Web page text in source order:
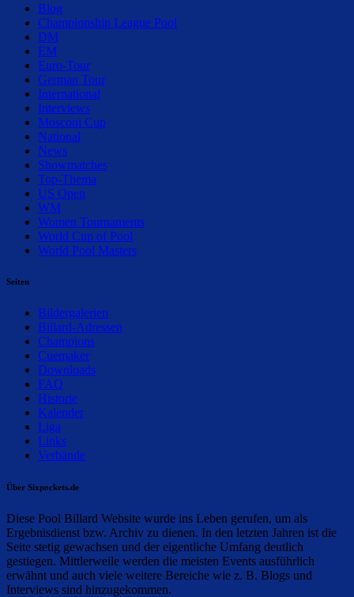
Blog
Championship League Pool
DM
EM
Euro-Tour
German Tour
International
Interviews
Mosconi Cup
National
News
Showmatches
Top-Thema
US Open
WM
Women Tournaments
World Cup of Pool
World Pool Masters
Seiten
Bildergalerien
Billard-Adressen
Champions
Cuemaker
Downloads
FAQ
Historie
Kalender
Liga
Links
Verbände
Über Sixpockets.de
Diese Pool Billard Website wurde ins Leben gerufen, um als
Ergebnisdienst bzw. Archiv zu dienen. In den letzten Jahren ist die
Seite stetig gewachsen und der eigentliche Umfang deutlich
gestiegen. Mittlerweile werden die meisten Events ausführlich
erwähnt und auch viele weitere Bereiche wie z. B. Blogs und
Interviews sind hinzugekommen.